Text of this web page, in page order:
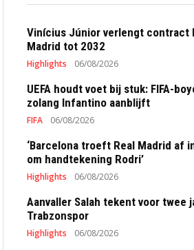
Vinícius Júnior verlengt contract
Madrid tot 2032
Highlights 06/08/2026
UEFA houdt voet bij stuk: FIFA-
zolang Infantino aanblijft
FIFA 06/08/2026
‘Barcelona troeft Real Madrid af
om handtekening Rodri’
Highlights 06/08/2026
Aanvaller Salah tekent voor twee
Trabzonspor
Highlights 06/08/2026